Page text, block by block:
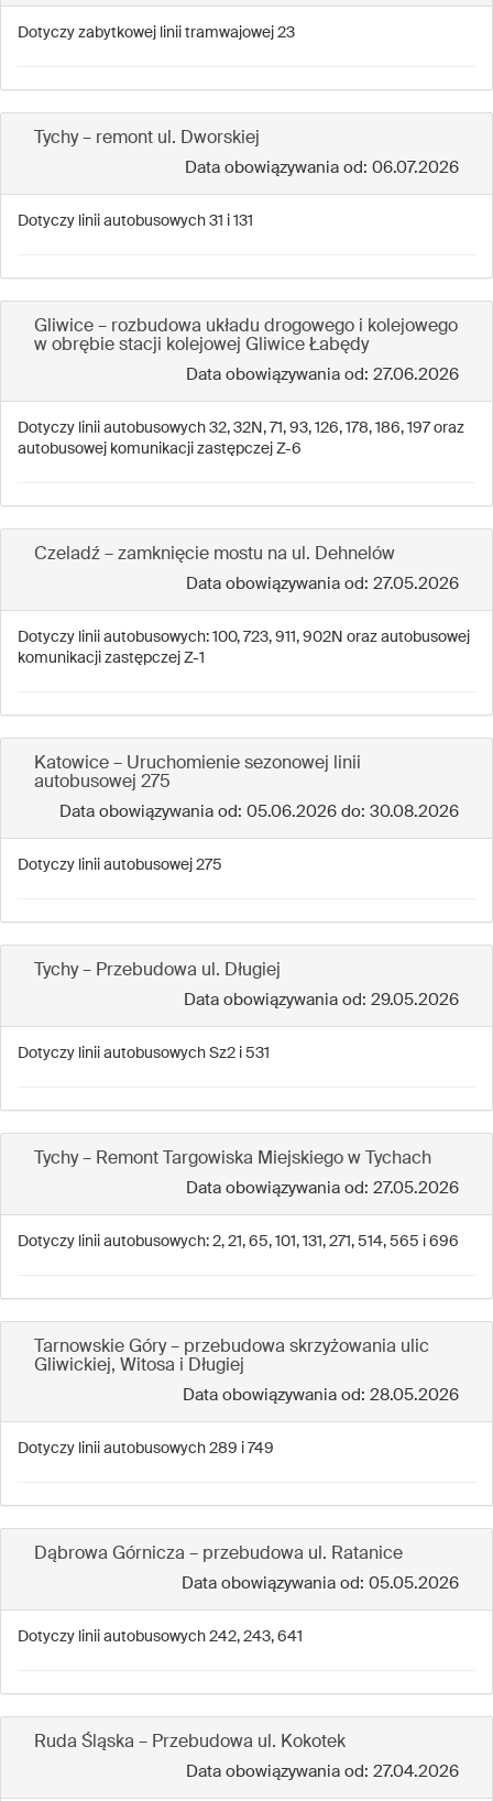
Dotyczy zabytkowej linii tramwajowej 23
Tychy – remont ul. Dworskiej
Data obowiązywania od: 06.07.2026
Dotyczy linii autobusowych 31 i 131
Gliwice – rozbudowa układu drogowego i kolejowego
w obrębie stacji kolejowej Gliwice Łabędy
Data obowiązywania od: 27.06.2026
Dotyczy linii autobusowych 32, 32N, 71, 93, 126, 178, 186, 197 oraz
autobusowej komunikacji zastępczej Z-6
Czeladź – zamknięcie mostu na ul. Dehnelów
Data obowiązywania od: 27.05.2026
Dotyczy linii autobusowych: 100, 723, 911, 902N oraz autobusowej
komunikacji zastępczej Z-1
Katowice – Uruchomienie sezonowej linii
autobusowej 275
Data obowiązywania od: 05.06.2026 do: 30.08.2026
Dotyczy linii autobusowej 275
Tychy – Przebudowa ul. Długiej
Data obowiązywania od: 29.05.2026
Dotyczy linii autobusowych Sz2 i 531
Tychy – Remont Targowiska Miejskiego w Tychach
Data obowiązywania od: 27.05.2026
Dotyczy linii autobusowych: 2, 21, 65, 101, 131, 271, 514, 565 i 696
Tarnowskie Góry – przebudowa skrzyżowania ulic
Gliwickiej, Witosa i Długiej
Data obowiązywania od: 28.05.2026
Dotyczy linii autobusowych 289 i 749
Dąbrowa Górnicza – przebudowa ul. Ratanice
Data obowiązywania od: 05.05.2026
Dotyczy linii autobusowych 242, 243, 641
Ruda Śląska – Przebudowa ul. Kokotek
Data obowiązywania od: 27.04.2026